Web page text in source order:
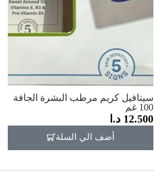
سيتافيل كريم مرطب البشرة الجافة
100 غم
12.500 د.ا
أضف الي السلة